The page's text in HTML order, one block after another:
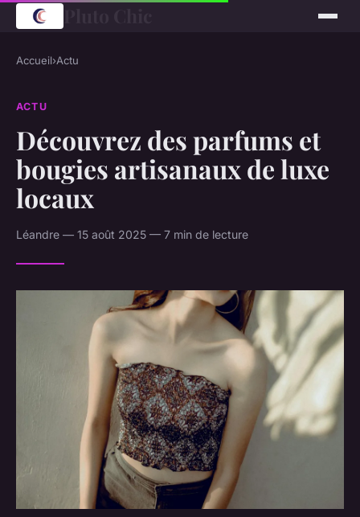
Accueil›Actu
ACTU
Découvrez des parfums et
bougies artisanaux de luxe
locaux
Léandre — 15 août 2025 — 7 min de lecture